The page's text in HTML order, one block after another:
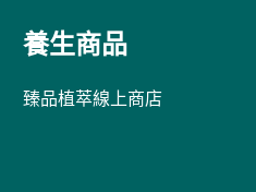
養生商品
臻品植萃線上商店